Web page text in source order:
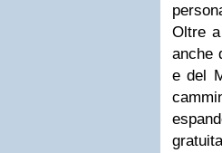
Oltre
anche
e del